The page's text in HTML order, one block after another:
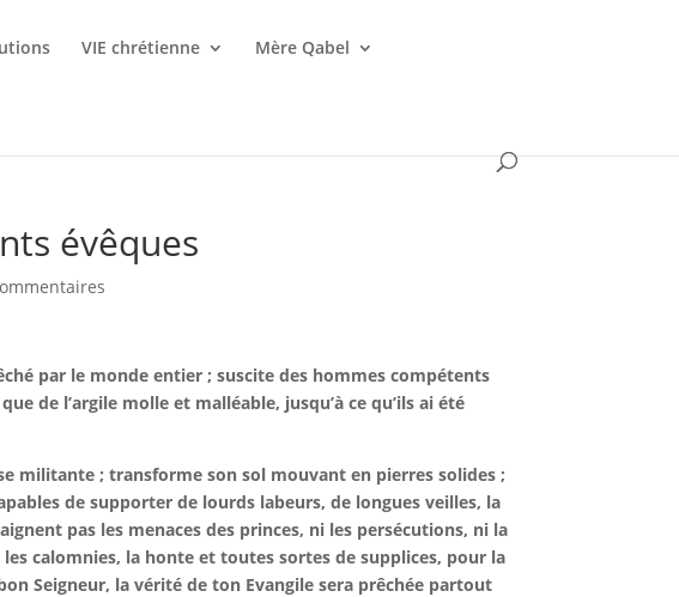
VIE chrétienne Mère Qabel
évêques
par le monde entier ; suscite des hommes compétents
de l’argile molle et malléable, jusqu’à ce qu’ils ai été
militante ; transforme son sol mouvant en pierres solides ;
de supporter de lourds labeurs, de longues veilles, la
pas les menaces des princes, ni les persécutions, ni la
calomnies, la honte et toutes sortes de supplices, pour la
Seigneur, la vérité de ton Evangile sera prêchée partout